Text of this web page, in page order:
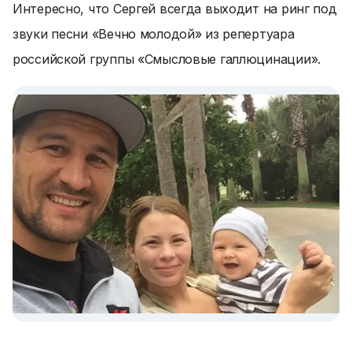
Интересно, что Сергей всегда выходит на ринг под
звуки песни «Вечно молодой» из репертуара
российской группы «Смысловые галлюцинации».